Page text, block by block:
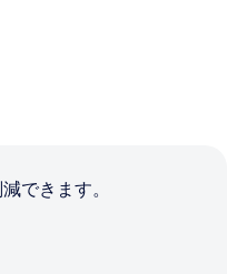
できます。